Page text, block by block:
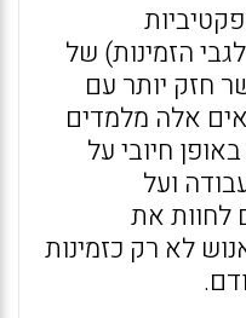
הזמינות) של
חזק יותר עם
אלה מלמדים
חיובי על
ועל
לחוות את
לא רק כזמינות